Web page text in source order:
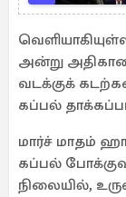
அன்று
வடக்குக்
கப்பல்
மார்ச் மாதம்
கப்பல்
நிலையில்,